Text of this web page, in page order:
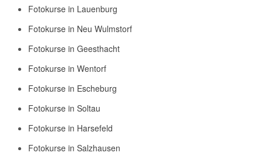
Fotokurse in Lauenburg
Fotokurse in Neu Wulmstorf
Fotokurse in Geesthacht
Fotokurse in Wentorf
Fotokurse in Escheburg
Fotokurse in Soltau
Fotokurse in Harsefeld
Fotokurse in Salzhausen